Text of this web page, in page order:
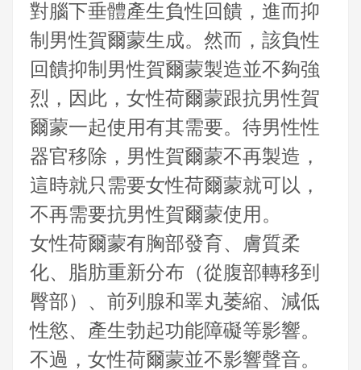
對腦下垂體產生負性回饋，進而抑
制男性賀爾蒙生成。然而，該負性
回饋抑制男性賀爾蒙製造並不夠強
烈，因此，女性荷爾蒙跟抗男性賀
爾蒙一起使用有其需要。待男性性
器官移除，男性賀爾蒙不再製造，
這時就只需要女性荷爾蒙就可以，
不再需要抗男性賀爾蒙使用。
女性荷爾蒙有胸部發育、膚質柔
化、脂肪重新分布（從腹部轉移到
臀部）、前列腺和睪丸萎縮、減低
性慾、產生勃起功能障礙等影響。
不過，女性荷爾蒙並不影響聲音。